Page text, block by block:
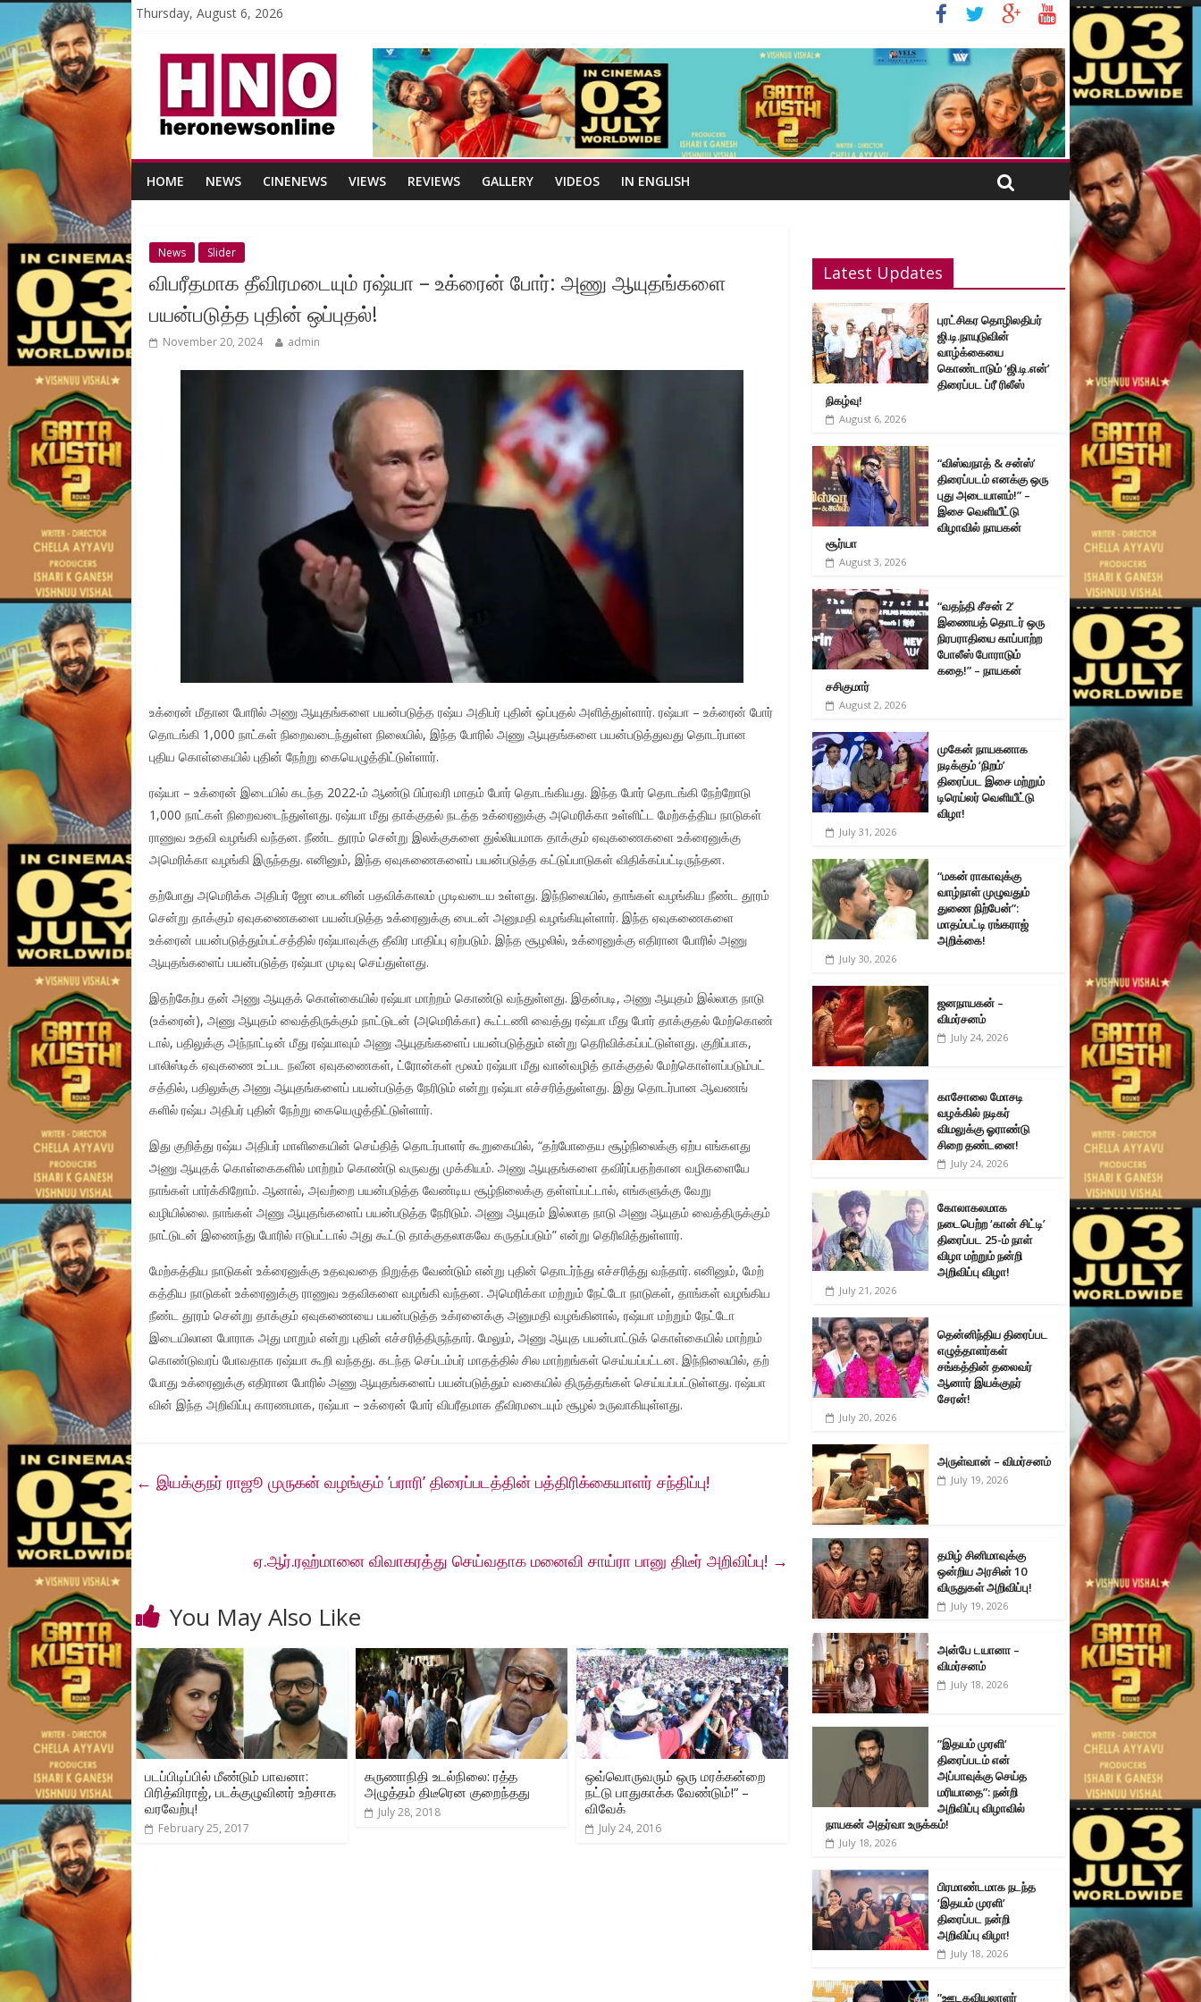
Thursday, August 6, 2026
HOME NEWS CINENEWS VIEWS REVIEWS GALLERY VIDEOS IN ENGLISH
News Slider
விபரீதமாக தீவிரமடையும் ரஷ்யா – உக்ரைன் போர்: அணு ஆயுதங்களை
பயன்படுத்த புதின் ஒப்புதல்!
November 20, 2024 admin
உக்ரைன் மீ​தான போரில் அணு ஆயுதங்களை பயன்​படுத்த ரஷ்ய அதிபர் புதின் ஒப்புதல் அளித்​துள்ளார். ரஷ்யா – உக்ரைன் போர்
தொடங்கி 1,000 நாட்கள் நிறைவடைந்​துள்ள நிலை​யில், இந்த போரில் அணு ஆயுதங்​களை பயன்​படுத்துவது தொடர்பான
புதிய கொள்​கை​யில் புதின் நேற்று கையெழுத்​திட்​டுள்​ளார்.
ரஷ்யா – உக்ரைன் இடையில் கடந்த 2022-ம் ஆண்டு பிப்​ரவரி மாதம் போர் தொடங்​கியது. இந்த போர் தொடங்கி நேற்​றோடு
1,000 நாட்கள் நிறைவடைந்​துள்ளது. ரஷ்யா மீது தாக்​குதல் நடத்த உக்ரைனுக்கு அமெரிக்கா உள்ளிட்ட மேற்​கத்திய நாடுகள்
ராணுவ உதவி வழங்கி வந்தன. நீண்ட தூரம் சென்று இலக்​குகளை துல்​லியமாக தாக்​கும் ஏவுகணைகளை உக்ரைனுக்கு
அமெரிக்கா வழங்கி இருந்​தது. எனினும், இந்த ஏவுகணை​களைப் பயன்​படுத்த கட்டுப்​பாடுகள் விதிக்கப்பட்டிருந்தன.
தற்போது அமெரிக்க அதிபர் ஜோ பைடனின் பதவிக்​காலம் முடிவடைய உள்ளது. இந்நிலை​யில், தாங்கள் வழங்கிய நீண்ட தூரம்
சென்று தாக்​கும் ஏவுகணைகளை பயன்​படுத்த உக்ரைனுக்கு பைடன் அனுமதி வழங்​கி​யுள்​ளார். இந்த ஏவுகணைகளை
உக்ரைன் பயன்​படுத்​தும்​பட்​சத்​தில் ரஷ்யா​வுக்கு தீவிர பாதிப்பு ஏற்படும். இந்த சூழலில், உக்ரைனுக்கு எதிரான போரில் அணு
ஆயுதங்​களைப் பயன்​படுத்த ரஷ்யா முடிவு செய்​துள்ளது.
இதற்​கேற்ப தன் அணு ஆயுதக் கொள்​கை​யில் ரஷ்யா மாற்றம் கொண்டு வந்துள்ளது. இதன்​படி, அணு ஆயுதம் இல்லாத நாடு
(உக்​ரைன்), அணு ஆயுதம் வைத்​திருக்​கும் நாட்டுடன் (அமெரிக்கா) கூட்டணி வைத்து ரஷ்யா மீது போர் தாக்​குதல் மேற்​கொண்​
டால், பதிலுக்கு அந்நாட்​டின் மீது ரஷ்யா​வும் அணு ஆயுதங்​களைப் பயன்​படுத்​தும் என்று தெரிவிக்​கப்​பட்​டுள்​ளது. குறிப்​பாக,
பாலிஸ்​டிக் ஏவுகணை உட்பட நவீன ஏவுகணை​கள், ட்ரோன்கள் மூலம் ரஷ்யா மீது வான்​வழித் தாக்​குதல் மேற்​கொள்​ளப்​படும்​பட்​
சத்​தில், பதிலுக்கு அணு ஆயுதங்​களைப் பயன்​படுத்த நேரிடும் என்று ரஷ்யா எச்சரித்​துள்ளது. இது தொடர்பான ஆவணங்​
களில் ரஷ்ய அதிபர் புதின் நேற்று கையெழுத்​திட்​டுள்​ளார்.
இது குறித்து ரஷ்ய அதிபர் மாளி​கை​யின் செய்தித் தொடர்​பாளர் கூறுகை​யில், “தற்​போதைய சூழ்​நிலைக்கு ஏற்ப எங்களது
அணு ஆயுதக் கொள்​கை​களில் மாற்றம் கொண்டு வருவது முக்​கி​யம். அணு ஆயுதங்களை தவிர்ப்​ப​தற்கான வழிகளையே
நாங்கள் பார்க்​கிறோம். ஆனால், அவற்​றை பயன்​படுத்த வேண்டிய சூழ்​நிலைக்கு தள்ளப்​பட்​டால், எங்களுக்கு வேறு
வழியில்லை. நாங்கள் அணு ஆயுதங்​களைப் பயன்​படுத்த நேரிடும். அணு ஆயுதம் இல்லாத நாடு அணு ஆயுதம் வைத்​திருக்​கும்
நாட்டுடன் இணைந்து போரில் ஈடுபட்​டால் அது கூட்டு தாக்​குதலாகவே கருதப்​படும்” என்று தெரிவித்துள்ளார்.
மேற்​கத்திய நாடுகள் உக்ரைனுக்கு உதவுவதை நிறுத்த வேண்​டும் என்று புதின் தொடர்ந்து எச்சரித்து வந்தார். எனினும், மேற்​
கத்திய நாடுகள் உக்ரைனுக்கு ராணுவ உதவிகளை வழங்கி வந்தன. அமெரிக்கா மற்றும் நேட்டோ நாடு​கள், தாங்கள் வழங்கிய
நீண்ட தூரம் சென்று தாக்​கும் ஏவுகணையை பயன்​படுத்த உக்ரனைக்கு அனுமதி வழங்​கினால், ரஷ்யா மற்றும் நேட்டோ
இடையிலான போராக அது மாறும் என்று புதின் எச்சரித்​திருந்​தார். மேலும், அணு ஆயுத பயன்​பாட்டுக் கொள்​கை​யில் மாற்றம்
கொண்டு​வரப் போவதாக ரஷ்யா கூறி வந்தது. கடந்த செப்​டம்பர் மாதத்​தில் சில மாற்​றங்கள் செய்​யப்​பட்டன. இந்​நிலை​யில், தற்​
போது உக்​ரைனுக்கு எ​திரான ​போரில் அணு ஆ​யுதங்​களைப் பயன்​படுத்​தும் வகை​யில் ​திருத்​தங்​கள் செய்​யப்​பட்​டுள்​ளது. ரஷ்​யா​
வின் இந்த அறி​விப்பு ​காரண​மாக, ரஷ்யா – உக்​ரைன் ​போர் விபரீதமாக தீ​விரமடை​யும் சூழல்​ உருவாகி​யுள்​ளது.
← இயக்குநர் ராஜூ முருகன் வழங்கும் ’பராரி’ திரைப்படத்தின் பத்திரிக்கையாளர் சந்திப்பு!
ஏ.ஆர்.ரஹ்மானை விவாகரத்து செய்வதாக மனைவி சாய்ரா பானு திடீர் அறிவிப்பு! →
You May Also Like
படப்பிடிப்பில் மீண்டும் பாவனா:
பிரித்விராஜ், படக்குழுவினர் உற்சாக
வரவேற்பு!
February 25, 2017
கருணாநிதி உடல்நிலை: ரத்த
அழுத்தம் திடீரென குறைந்தது
July 28, 2018
ஒவ்வொருவரும் ஒரு மரக்கன்றை
நட்டு பாதுகாக்க வேண்டும்!” –
விவேக்
July 24, 2016
Latest Updates
புரட்சிகர தொழிலதிபர்
ஜி.டி.நாயுடுவின்
வாழ்க்கையை
கொண்டாடும் ‘ஜி.டி.என்’
திரைப்பட ப்ரீ ரிலீஸ்
நிகழ்வு!
August 6, 2026
“விஸ்வநாத் & சன்ஸ்’
திரைப்படம் எனக்கு ஒரு
புது அடையாளம்!” –
இசை வெளியீட்டு
விழாவில் நாயகன்
சூர்யா
August 3, 2026
“வதந்தி சீசன் 2’
இணையத் தொடர் ஒரு
நிரபராதியை காப்பாற்ற
போலீஸ் போராடும்
கதை!” – நாயகன்
சசிகுமார்
August 2, 2026
முகேன் நாயகனாக
நடிக்கும் ‘நிறம்’
திரைப்பட இசை மற்றும்
டிரெய்லர் வெளியீட்டு
விழா!
July 31, 2026
“மகன் ராகாவுக்கு
வாழ்நாள் முழுவதும்
துணை நிற்பேன்”:
மாதம்பட்டி ரங்கராஜ்
அறிக்கை!
July 30, 2026
ஜனநாயகன் –
விமர்சனம்
July 24, 2026
காசோலை மோசடி
வழக்கில் நடிகர்
விமலுக்கு ஓராண்டு
சிறை தண்டனை!
July 24, 2026
கோலாகலமாக
நடைபெற்ற ‘கான் சிட்டி’
திரைப்பட 25-ம் நாள்
விழா மற்றும் நன்றி
அறிவிப்பு விழா!
July 21, 2026
தென்னிந்திய திரைப்பட
எழுத்தாளர்கள்
சங்கத்தின் தலைவர்
ஆனார் இயக்குநர்
சேரன்!
July 20, 2026
அருள்வான் – விமர்சனம்
July 19, 2026
தமிழ் சினிமாவுக்கு
ஒன்றிய அரசின் 10
விருதுகள் அறிவிப்பு!
July 19, 2026
அன்பே டயானா –
விமர்சனம்
July 18, 2026
”இதயம் முரளி’
திரைப்படம் என்
அப்பாவுக்கு செய்த
மரியாதை”: நன்றி
அறிவிப்பு விழாவில்
நாயகன் அதர்வா உருக்கம்!
July 18, 2026
பிரமாண்டமாக நடந்த
‘இதயம் முரளி’
திரைப்பட நன்றி
அறிவிப்பு விழா!
July 18, 2026
”ஊடகவியலாளர்